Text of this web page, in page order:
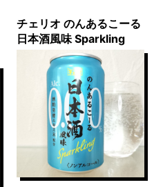
チェリオ のんあるこーる
日本酒風味 Sparkling